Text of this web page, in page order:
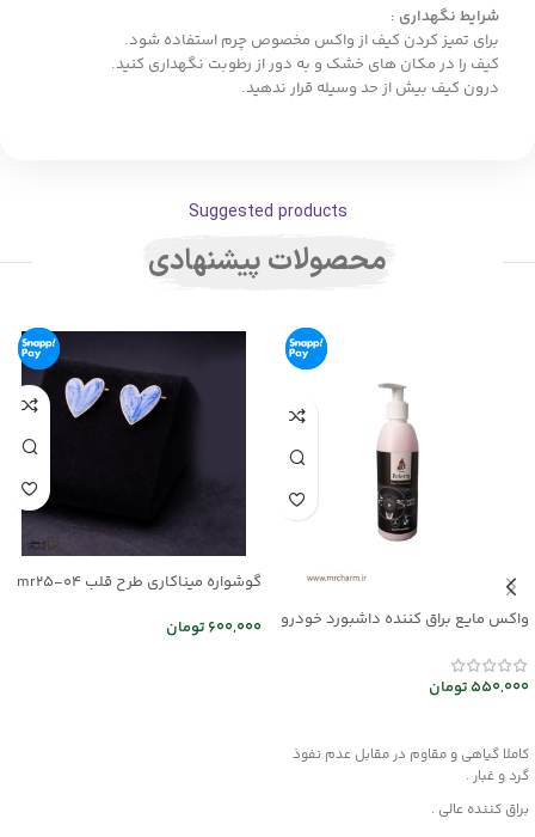
شرایط نگهداری :
برای تمیز کردن کیف از واکس مخصوص چرم استفاده شود.
کیف را در مکان های خشک و به دور از رطوبت نگهداری کنید.
درون کیف بیش از حد وسیله قرار ندهید.
Suggested products
محصولات پیشنهادی
واکس مایع براق کننده داشبورد خودرو
550,000تومان
کاملا گیاهی و مقاوم در مقابل عدم نفوذ
گرد و غبار .
براق کننده عالی .
گوشواره میناکاری طرح قلب mr25-04
600,000 تومان